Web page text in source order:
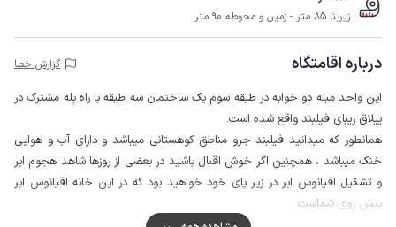
زیربنا 85 متر - زمین و محوطه 90 متر
درباره اقامتگاه گزارش خطا
این واحد مبله دو خوابه در طبقه سوم یک ساختمان سه طبقه با راه پله مشترک در
ییلاق زیبای فیلبند واقع شده است.
همانطور که میدانید فیلبند جزو مناطق کوهستانی میباشد و دارای آب و هوایی
خنک میباشد ، همچنین اگر خوش اقبال باشید در بعضی از روزها شاهد هجوم ابر
و تشکیل اقیانوس ابر در زیر پای خود خواهید بود که در این خانه اقیانوس ابر
پیش روی شماست.